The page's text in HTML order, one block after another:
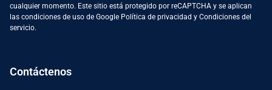
cualquier momento. Este sitio está protegido por reCAPTCHA y se aplican
las condiciones de uso de Google Política de privacidad y Condiciones del
servicio.
Contáctenos